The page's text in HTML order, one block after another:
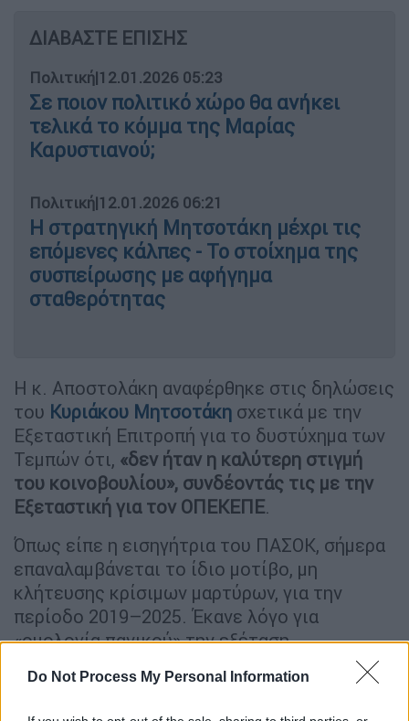
Do Not Process My Personal Information
ΔΙΑΒΑΣΤΕ ΕΠΙΣΗΣ
Πολιτική|12.01.2026 05:23
Σε ποιον πολιτικό χώρο θα ανήκει
τελικά το κόμμα της Μαρίας
Καρυστιανού;
Πολιτική|12.01.2026 06:21
Η στρατηγική Μητσοτάκη μέχρι τις
επόμενες κάλπες - Το στοίχημα της
συσπείρωσης με αφήγημα
σταθερότητας
Η κ. Αποστολάκη αναφέρθηκε στις δηλώσεις
του Κυριάκου Μητσοτάκη σχετικά με την
Εξεταστική Επιτροπή για το δυστύχημα των
Τεμπών ότι, «δεν ήταν η καλύτερη στιγμή
του κοινοβουλίου», συνδέοντάς τις με την
Εξεταστική για τον ΟΠΕΚΕΠΕ.
Όπως είπε η εισηγήτρια του ΠΑΣΟΚ, σήμερα
επαναλαμβάνεται το ίδιο μοτίβο, μη
κλήτευσης κρίσιμων μαρτύρων, για την
περίοδο 2019–2025. Έκανε λόγο για
«ομολογία πανικού» την εξέταση
2015 – 2019, τη στιγμή που μένουν εκτός οι
Γ.Γ. της εξαετίας 2019 – 2025.
Η ίδια